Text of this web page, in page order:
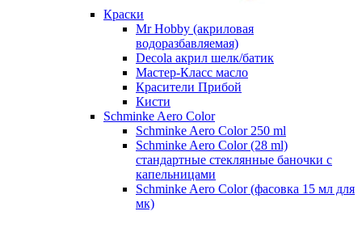
Краски
Mr Hobby (акриловая
водоразбавляемая)
Decola акрил шелк/батик
Мастер-Класс масло
Красители Прибой
Кисти
Schminke Aero Color
Schminke Aero Color 250 ml
Schminke Aero Color (28 ml)
стандартные стеклянные баночки с
капельницами
Schminke Aero Color (фасовка 15 мл для
мк)